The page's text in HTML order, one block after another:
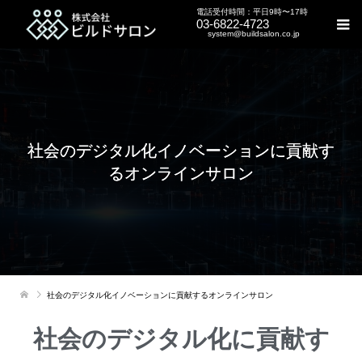
電話受付時間：平日9時〜17時
03-6822-4723
system@buildsalon.co.jp
社会のデジタル化イノベーションに貢献す
るオンラインサロン
社会のデジタル化イノベーションに貢献するオンラインサロン
社会のデジタル化に貢献す